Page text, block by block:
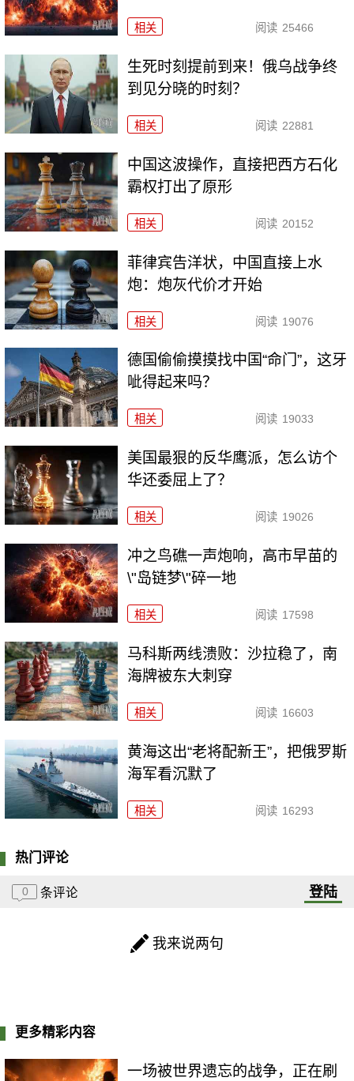
相关 阅读 25466
生死时刻提前到来！俄乌战争终
到见分晓的时刻？
相关 阅读 22881
中国这波操作，直接把西方石化
霸权打出了原形
相关 阅读 20152
菲律宾告洋状，中国直接上水
炮：炮灰代价才开始
相关 阅读 19076
德国偷偷摸摸找中国“命门”，这牙
呲得起来吗？
相关 阅读 19033
美国最狠的反华鹰派，怎么访个
华还委屈上了？
相关 阅读 19026
冲之鸟礁一声炮响，高市早苗的
\"岛链梦\"碎一地
相关 阅读 17598
马科斯两线溃败：沙拉稳了，南
海牌被东大刺穿
相关 阅读 16603
黄海这出“老将配新王”，把俄罗斯
海军看沉默了
相关 阅读 16293
热门评论
0 条评论 登陆
我来说两句
更多精彩内容
一场被世界遗忘的战争，正在刷